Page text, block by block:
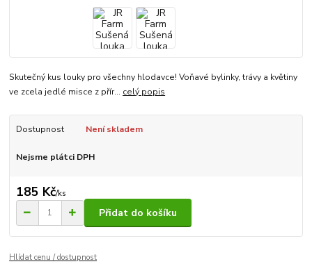
Skutečný kus louky pro všechny hlodavce! Voňavé bylinky, trávy a květiny
ve zcela jedlé misce z přír... celý popis
Dostupnost Není skladem
Nejsme plátci DPH
185 Kč/ks
Přidat do košíku
Hlídat cenu / dostupnost